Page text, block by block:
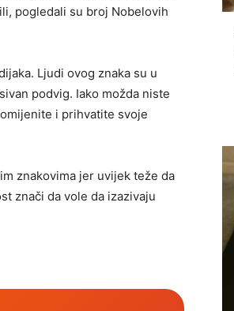
pogledali su broj Nobelovih
Ljudi ovog znaka su u
podvig. Iako možda niste
i prihvatite svoje
znakovima jer uvijek teže da
znači da vole da izazivaju